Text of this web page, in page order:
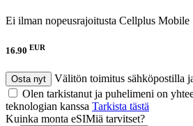
Ei ilman nopeusrajoitusta Cellplus Mobile
16.90 EUR
Osta nyt
Välitön toimitus sähköpostilla
Olen tarkistanut ja puhelimeni on
teknologian kanssa Tarkista tästä
Kuinka monta eSIMiä tarvitset?